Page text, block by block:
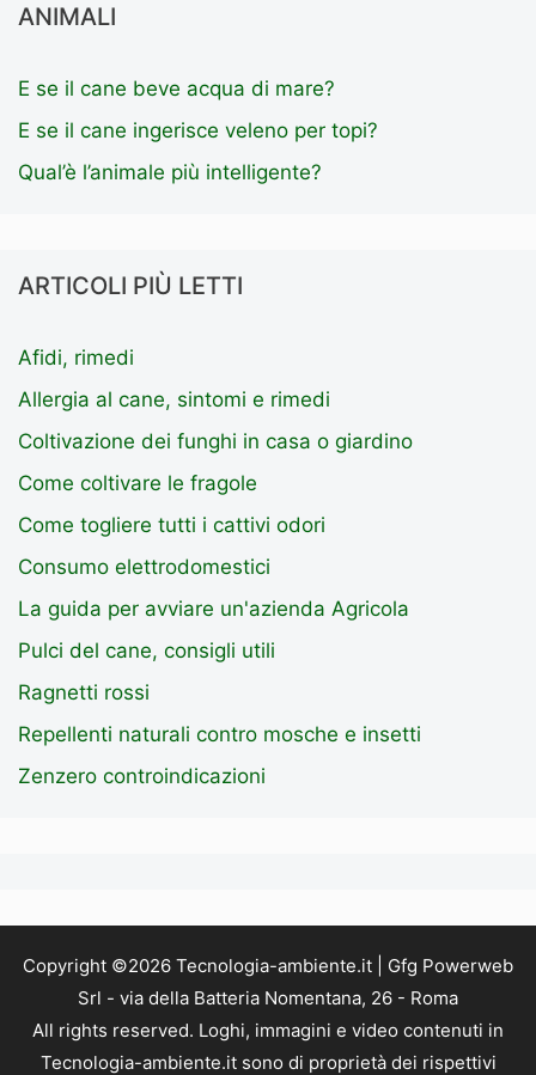
ANIMALI
E se il cane beve acqua di mare?
E se il cane ingerisce veleno per topi?
Qual’è l’animale più intelligente?
ARTICOLI PIÙ LETTI
Afidi, rimedi
Allergia al cane, sintomi e rimedi
Coltivazione dei funghi in casa o giardino
Come coltivare le fragole
Come togliere tutti i cattivi odori
Consumo elettrodomestici
La guida per avviare un'azienda Agricola
Pulci del cane, consigli utili
Ragnetti rossi
Repellenti naturali contro mosche e insetti
Zenzero controindicazioni
Copyright ©2026 Tecnologia-ambiente.it | Gfg Powerweb
Srl - via della Batteria Nomentana, 26 - Roma
All rights reserved. Loghi, immagini e video contenuti in
Tecnologia-ambiente.it sono di proprietà dei rispettivi